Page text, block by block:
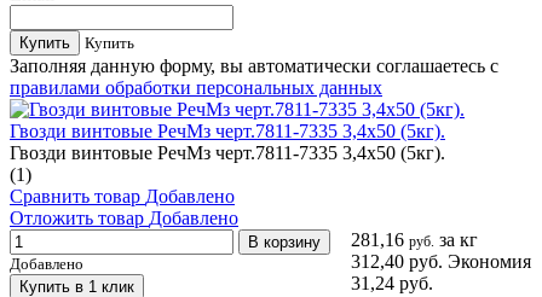
Купить Купить
Заполняя данную форму, вы автоматически соглашаетесь с
правилами обработки персональных данных
Гвозди винтовые РечМз черт.7811-7335 3,4х50 (5кг).
Гвозди винтовые РечМз черт.7811-7335 3,4х50 (5кг).
(1)
Сравнить товар Добавлено
Отложить товар Добавлено
281,16 руб. за кг
312,40 руб. Экономия
31,24 руб.
В корзину
Добавлено
Купить в 1 клик